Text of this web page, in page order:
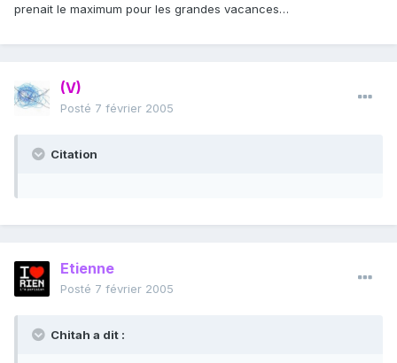
prenait le maximum pour les grandes vacances…
(V)
Posté 7 février 2005
Citation
Etienne
Posté 7 février 2005
Chitah a dit :